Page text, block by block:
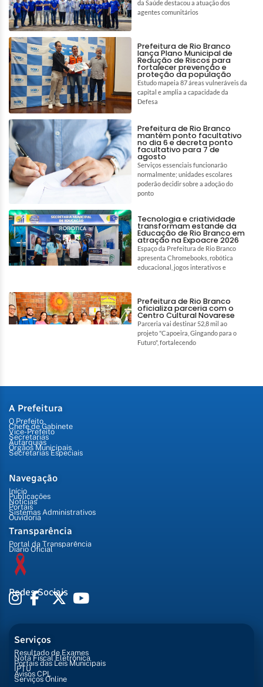
da Saúde destacou a atuação dos
agentes comunitários
Prefeitura de Rio Branco
lança Plano Municipal de
Redução de Riscos para
fortalecer prevenção e
proteção da população
Estudo mapeia 87 áreas vulneráveis da
capital e amplia a capacidade da
Defesa
Prefeitura de Rio Branco
mantém ponto facultativo
no dia 6 e decreta ponto
facultativo para 7 de
agosto
Serviços essenciais funcionarão
normalmente; unidades escolares
poderão decidir sobre a adoção do
ponto
Tecnologia e criatividade
transformam estande da
Educação de Rio Branco em
atração na Expoacre 2026
Espaço da Prefeitura de Rio Branco
apresenta Chromebooks, robótica
educacional, jogos interativos e
Prefeitura de Rio Branco
oficializa parceria com o
Centro Cultural Novarese
Parceria vai destinar 52,8 mil ao
projeto "Capoeira, Gingando para o
Futuro", fortalecendo
A Prefeitura
O Prefeito
Chefe de Gabinete
Vice-Prefeito
Secretarias
Autarquias
Órgãos Municipais
Secretarias Especiais
Navegação
Início
Publicações
Notícias
Portais
Sistemas Administrativos
Ouvidoria
Transparência
Portal da Transparência
Diário Oficial
Redes Sociais
Serviços
Resultado de Exames
Nota Fiscal Eletrônica
Portais das Leis Municipais
IPTU
Avisos CPL
Serviços Online